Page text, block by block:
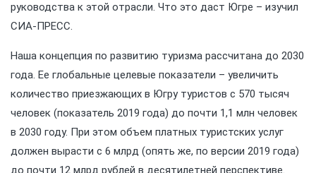
руководства к этой отрасли. Что это даст Югре – изучил
СИА-ПРЕСС.
Наша концепция по развитию туризма рассчитана до 2030
года. Ее глобальные целевые показатели – увеличить
количество приезжающих в Югру туристов с 570 тысяч
человек (показатель 2019 года) до почти 1,1 млн человек
в 2030 году. При этом объем платных туристских услуг
должен вырасти с 6 млрд (опять же, по версии 2019 года)
до почти 12 млрд рублей в десятилетней перспективе.